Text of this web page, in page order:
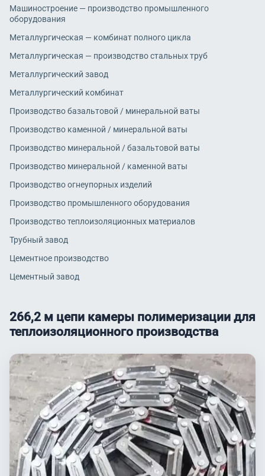
Машиностроение — производство промышленного
оборудования
Металлургическая — комбинат полного цикла
Металлургическая — производство стальных труб
Металлургический завод
Металлургический комбинат
Производство базальтовой / минеральной ваты
Производство каменной / минеральной ваты
Производство минеральной / базальтовой ваты
Производство минеральной / каменной ваты
Производство огнеупорных изделий
Производство промышленного оборудования
Производство теплоизоляционных материалов
Трубный завод
Цементное производство
Цементный завод
266,2 м цепи камеры полимеризации для
теплоизоляционного производства